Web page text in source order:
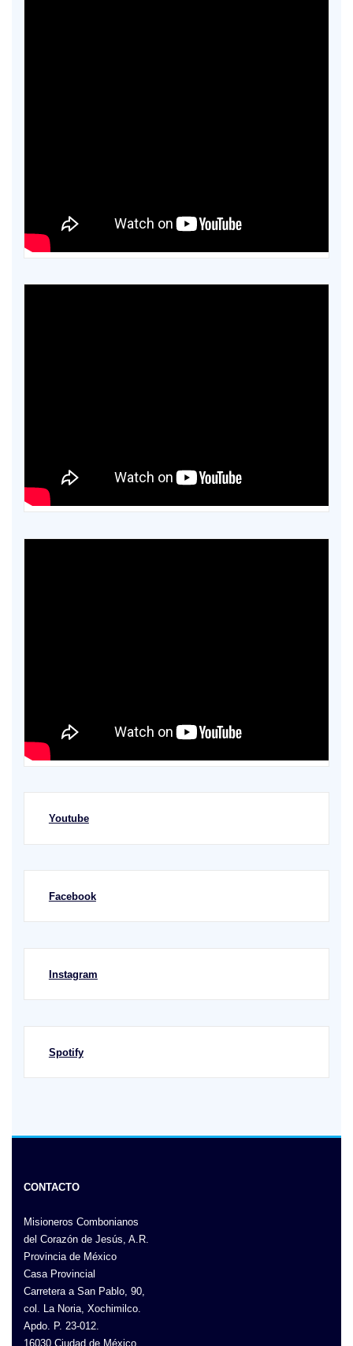
Youtube
Facebook
Instagram
Spotify
CONTACTO
Misioneros Combonianos
del Corazón de Jesús, A.R.
Provincia de México
Casa Provincial
Carretera a San Pablo, 90,
col. La Noria, Xochimilco.
Apdo. P. 23-012.
16030 Ciudad de México.